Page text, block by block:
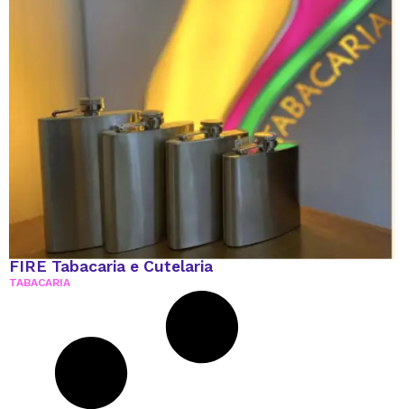
FIRE Tabacaria e Cutelaria
TABACARIA